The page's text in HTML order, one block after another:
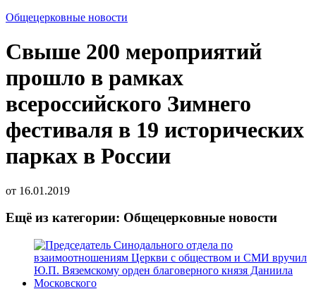
Общецерковные новости
Свыше 200 мероприятий
прошло в рамках
всероссийского Зимнего
фестиваля в 19 исторических
парках в России
от 16.01.2019
Ещё из категории: Общецерковные новости